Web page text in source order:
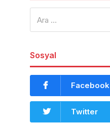
Sosyal
Facebook
Twitter